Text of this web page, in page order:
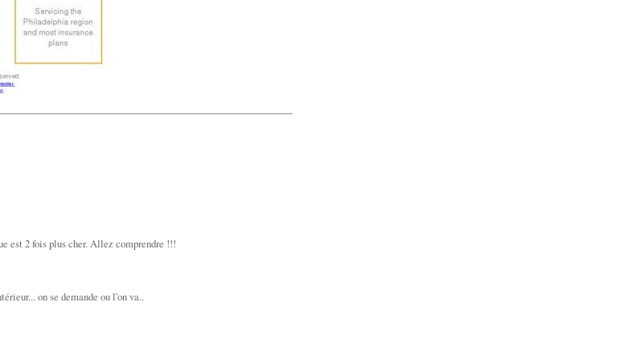
est 2 fois plus cher. Allez comprendre !!!
on se demande ou l'on va..